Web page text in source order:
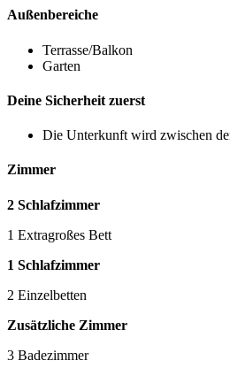
Außenbereiche
Terrasse/Balkon
Garten
Deine Sicherheit zuerst
Die Unterkunft wird zwischen
Zimmer
2 Schlafzimmer
1 Extragroßes Bett
1 Schlafzimmer
2 Einzelbetten
Zusätzliche Zimmer
3 Badezimmer